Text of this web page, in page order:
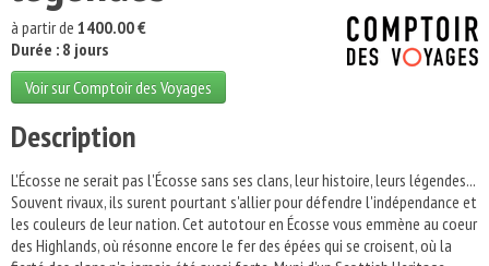
à partir de 1400.00 €
Durée : 8 jours
Voir sur Comptoir des Voyages
Description
L'Écosse ne serait pas l'Écosse sans ses clans, leur histoire, leurs légendes...
Souvent rivaux, ils surent pourtant s'allier pour défendre l'indépendance et
les couleurs de leur nation. Cet autotour en Écosse vous emmène au coeur
des Highlands, où résonne encore le fer des épées qui se croisent, où la